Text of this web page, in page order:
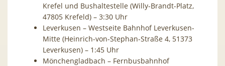
Krefel und Bushaltestelle (Willy-Brandt-Platz,
47805 Krefeld) – 3:30 Uhr
Leverkusen – Westseite Bahnhof Leverkusen-
Mitte (Heinrich-von-Stephan-Straße 4, 51373
Leverkusen) – 1:45 Uhr
Mönchengladbach – Fernbusbahnhof